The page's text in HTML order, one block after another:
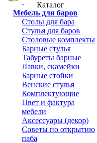
Каталог
Мебель для баров
Столы для бара
Стулья для баров
Столовые комплекты
Барные стулья
Табуреты барные
Лавки, скамейки
Барные стойки
Венские стулья
Комплектующие
Цвет и фактура
мебели
Аксессуары (декор)
Советы по открытию
паба